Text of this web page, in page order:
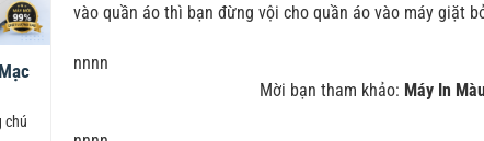
chú
vào quần áo thì bạn đừng vội cho quần áo vào máy giặt
nnnn
Mời bạn tham khảo: Máy In